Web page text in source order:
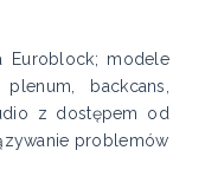
Euroblock; modele
backcans,
z dostępem od
problemów